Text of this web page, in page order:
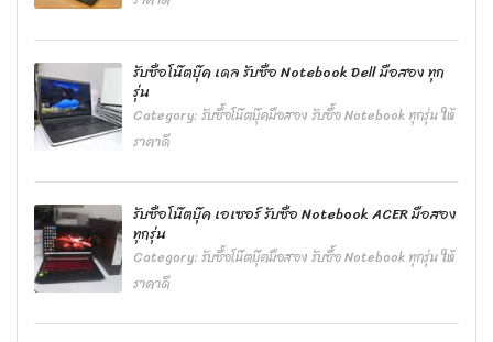
รับซื้อโน๊ตบุ๊ค เดล รับซื้อ Notebook Dell มือสอง ทุก
รุ่น
Category:รับซื้อโน๊ตบุ๊คมือสอง รับซื้อ Notebook ทุกรุ่น ให้
ราคาดี
รับซื้อโน๊ตบุ๊ค เอเซอร์ รับซื้อ Notebook ACER มือสอง
ทุกรุ่น
Category:รับซื้อโน๊ตบุ๊คมือสอง รับซื้อ Notebook ทุกรุ่น ให้
ราคาดี